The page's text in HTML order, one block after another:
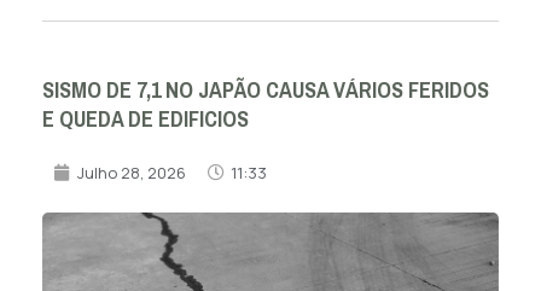
SISMO DE 7,1 NO JAPÃO CAUSA VÁRIOS FERIDOS
E QUEDA DE EDIFICIOS
Julho 28, 2026 11:33